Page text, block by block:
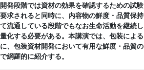
発段階では資材の効果を確認するための試験
求されると同時に、内容物の鮮度・品質保持
流通している段階でもなお生命活動を継続し
化する必要がある。本講演では、包装による
、包装資材開発において有用な鮮度・品質の
網羅的に紹介する。